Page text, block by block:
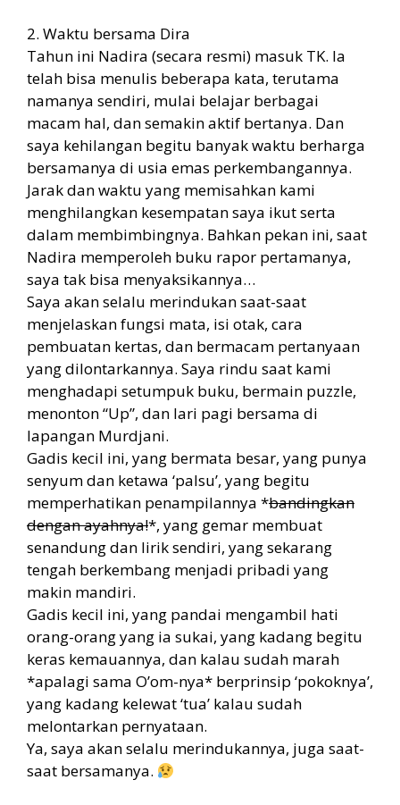
2. Waktu bersama Dira
Tahun ini Nadira (secara resmi) masuk TK. Ia
telah bisa menulis beberapa kata, terutama
namanya sendiri, mulai belajar berbagai
macam hal, dan semakin aktif bertanya. Dan
saya kehilangan begitu banyak waktu berharga
bersamanya di usia emas perkembangannya.
Jarak dan waktu yang memisahkan kami
menghilangkan kesempatan saya ikut serta
dalam membimbingnya. Bahkan pekan ini, saat
Nadira memperoleh buku rapor pertamanya,
saya tak bisa menyaksikannya…
Saya akan selalu merindukan saat-saat
menjelaskan fungsi mata, isi otak, cara
pembuatan kertas, dan bermacam pertanyaan
yang dilontarkannya. Saya rindu saat kami
menghadapi setumpuk buku, bermain puzzle,
menonton “Up”, dan lari pagi bersama di
lapangan Murdjani.
Gadis kecil ini, yang bermata besar, yang punya
senyum dan ketawa ‘palsu’, yang begitu
memperhatikan penampilannya *bandingkan
dengan ayahnya!*, yang gemar membuat
senandung dan lirik sendiri, yang sekarang
tengah berkembang menjadi pribadi yang
makin mandiri.
Gadis kecil ini, yang pandai mengambil hati
orang-orang yang ia sukai, yang kadang begitu
keras kemauannya, dan kalau sudah marah
*apalagi sama O’om-nya* berprinsip ‘pokoknya’,
yang kadang kelewat ‘tua’ kalau sudah
melontarkan pernyataan.
Ya, saya akan selalu merindukannya, juga saat-
saat bersamanya.